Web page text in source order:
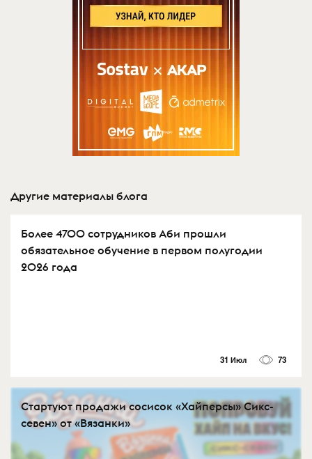
Другие материалы блога
Более 4700 сотрудников Аби прошли
обязательное обучение в первом полугодии
2026 года
31 Июл 73
Стартуют продажи сосисок «Хайперсы» Сикс-
севен» от «Вязанки»